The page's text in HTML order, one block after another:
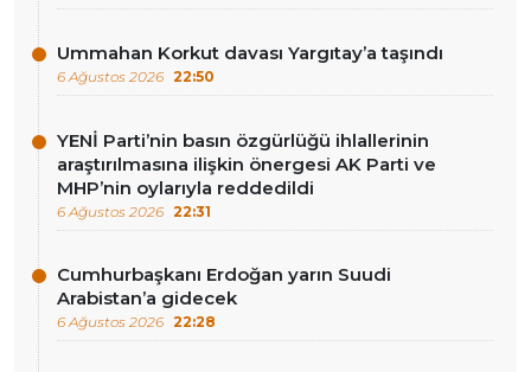
Ummahan Korkut davası Yargıtay’a taşındı
6 Ağustos 2026 22:50
YENİ Parti’nin basın özgürlüğü ihlallerinin
araştırılmasına ilişkin önergesi AK Parti ve
MHP’nin oylarıyla reddedildi
6 Ağustos 2026 22:31
Cumhurbaşkanı Erdoğan yarın Suudi
Arabistan’a gidecek
6 Ağustos 2026 22:28